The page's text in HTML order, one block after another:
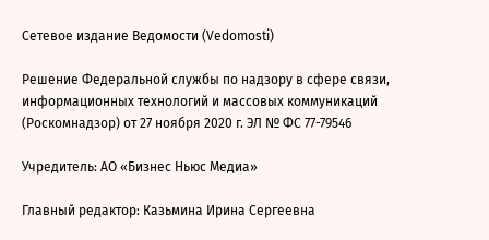
Сетевое издание Ведомости (Vedomosti)
Решение Федеральной службы по надзору в сфере связи,
информационных технологий и массовых коммуникаций
(Роскомнадзор) от 27 ноября 2020 г. ЭЛ № ФС 77-79546
Учредитель: АО «Бизнес Ньюс Медиа»
Главный редактор: Казьмина Ирина Сергеевна